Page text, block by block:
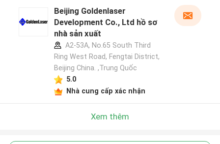
Beijing Goldenlaser
Development Co., Ltd hồ sơ
nhà sản xuất
A2-53A, No.65 South Third
Ring West Road, Fengtai District,
Beijing China. ,Trung Quốc
5.0
Nhà cung cấp xác nhận
Xem thêm